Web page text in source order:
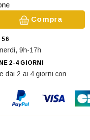
di
la quantità di
Compra
56
9h-17h
2-4 GIORNI
dai 2 ai 4 giorni con